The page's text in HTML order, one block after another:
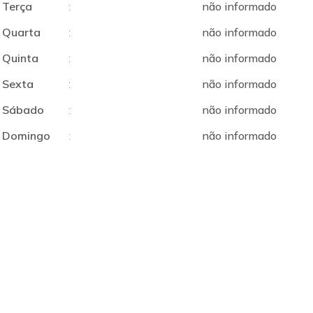
Terça
:
não informado
Quarta
:
não informado
Quinta
:
não informado
Sexta
:
não informado
Sábado
:
não informado
Domingo
: não informado